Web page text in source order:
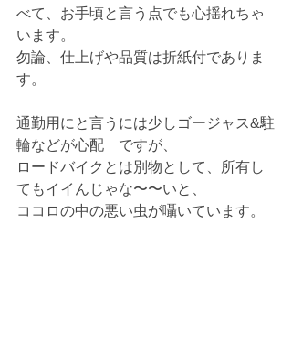
べて、お手頃と言う点でも心揺れちゃ
います。
勿論、仕上げや品質は折紙付でありま
す。
通勤用にと言うには少しゴージャス&駐
輪などが心配　ですが、
ロードバイクとは別物として、所有し
てもイイんじゃな〜〜いと、
ココロの中の悪い虫が囁いています。